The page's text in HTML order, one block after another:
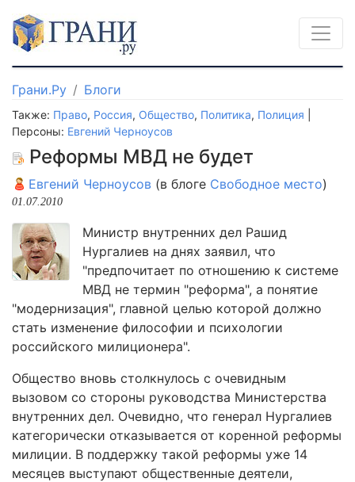
Грани.Ру Блоги
Также: Право, Россия, Общество, Политика, Полиция
Персоны: Евгений Черноусов
Реформы МВД не будет
Евгений Черноусов (в блоге Свободное место)
01.07.2010
Министр внутренних дел Рашид
Нургалиев на днях заявил, что
"предпочитает по отношению к системе
МВД не термин "реформа", а понятие
"модернизация", главной целью которой должно
стать изменение философии и психологии
российского милиционера".
Общество вновь столкнулось с очевидным
вызовом со стороны руководства Министерства
внутренних дел. Очевидно, что генерал Нургалиев
категорически отказывается от коренной реформы
милиции. В поддержку такой реформы уже 14
месяцев выступают общественные деятели,